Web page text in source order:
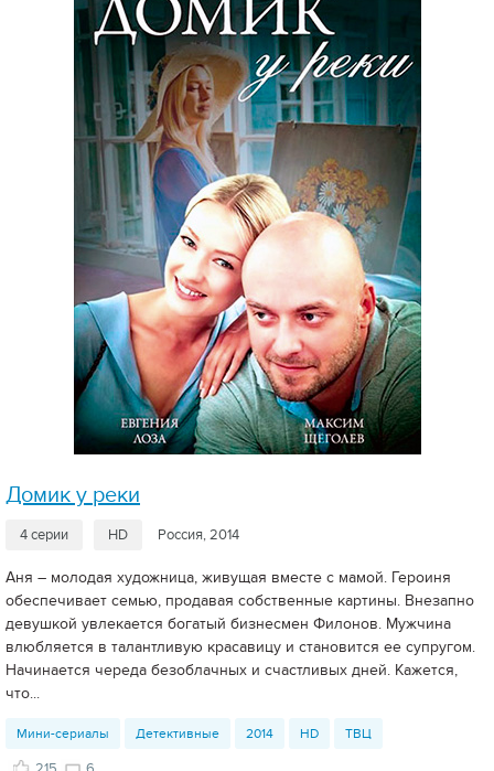
Домик у реки
4 серии HD Россия, 2014
Аня – молодая художница, живущая вместе с мамой. Героиня
обеспечивает семью, продавая собственные картины. Внезапно
девушкой увлекается богатый бизнесмен Филонов. Мужчина
влюбляется в талантливую красавицу и становится ее супругом.
Начинается череда безоблачных и счастливых дней. Кажется,
что...
Мини-сериалы Детективные 2014 HD ТВЦ